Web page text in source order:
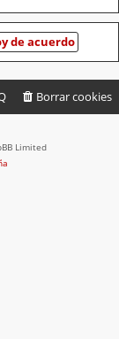
Borrar cookies
Limited